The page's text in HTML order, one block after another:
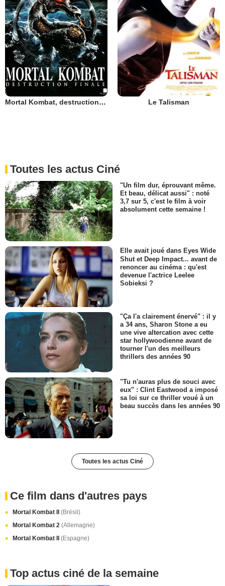
Mortal Kombat, destruction finale Le Talisman
Toutes les actus Ciné
"Un film dur, éprouvant même.
Et beau, délicat aussi" : noté
3,7 sur 5, c'est le film à voir
absolument cette semaine !
Elle avait joué dans Eyes Wide
Shut et Deep Impact... avant de
renoncer au cinéma : qu'est
devenue l'actrice Leelee
Sobieksi ?
"Ça l'a clairement énervé" : il y
a 34 ans, Sharon Stone a eu
une vive altercation avec cette
star hollywoodienne avant de
tourner l'un des meilleurs
thrillers des années 90
"Tu n'auras plus de souci avec
eux" : Clint Eastwood a imposé
sa loi sur ce thriller voué à un
beau succès dans les années 90
Toutes les actus Ciné
Ce film dans d'autres pays
Mortal Kombat II (Brésil)
Mortal Kombat 2 (Allemagne)
Mortal Kombat II (Espagne)
Top actus ciné de la semaine